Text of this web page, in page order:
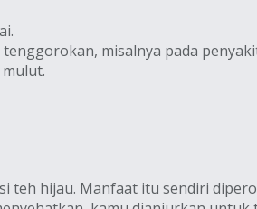
misalnya pada
teh hijau. Manfaat itu sendiri